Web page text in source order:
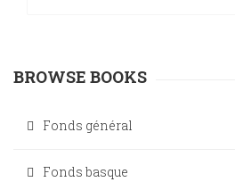
BROWSE BOOKS
Fonds général
Fonds basque